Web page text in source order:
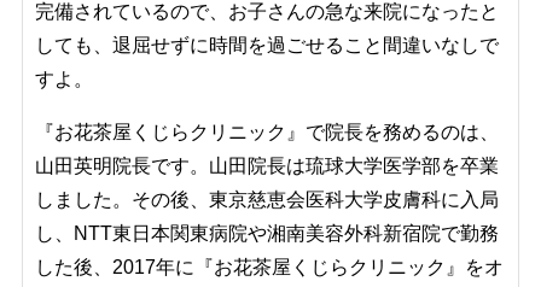
完備されているので、お子さんの急な来院になったと
しても、退屈せずに時間を過ごせること間違いなしで
すよ。
『お花茶屋くじらクリニック』で院長を務めるのは、
山田英明院長です。山田院長は琉球大学医学部を卒業
しました。その後、東京慈恵会医科大学皮膚科に入局
し、NTT東日本関東病院や湘南美容外科新宿院で勤務
した後、2017年に『お花茶屋くじらクリニック』をオ